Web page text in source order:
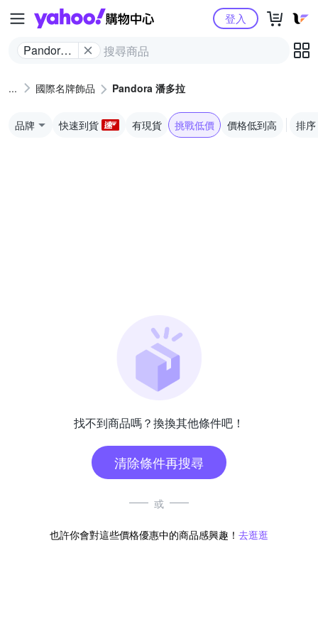
Yahoo購物中心
Pandora
登入
國際名牌飾品 Pandora 潘多拉
品牌 快速到貨 有現貨 挑戰低價 價格低到高 排序
找不到商品嗎？換換其他條件吧！
清除條件再搜尋
或
也許你會對這些價格優惠中的商品感興趣！ 去逛逛